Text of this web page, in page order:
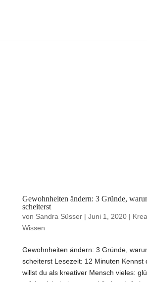
Gewohnheiten ändern: 3 Gründe,
scheiterst
von Sandra Süsser| Juni 1, 2020|
Wissen
Gewohnheiten ändern: 3 Gründe,
scheiterst Lesezeit: 12 Minuten Kennst
willst du als kreativer Mensch vieles: